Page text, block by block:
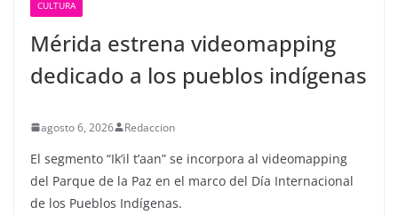
CULTURA
Mérida estrena videomapping
dedicado a los pueblos indígenas
agosto 6, 2026 Redaccion
El segmento “Ik’il t’aan” se incorpora al videomapping
del Parque de la Paz en el marco del Día Internacional
de los Pueblos Indígenas.